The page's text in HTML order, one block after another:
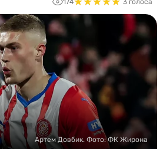
Украина
ЛЧ
ЛЕ
ЧЕ-2028
Букмекеры
Казино
Артем Довбик. Фото: ФК Жирона